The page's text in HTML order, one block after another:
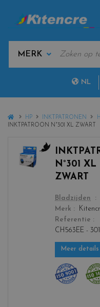
MANUFACTURERS
NL
HOME
HP INKTPATRONEN
INKTPATROON N°301 XL ZWART
N°301 XL
ZWART
color
Bladzijden
Merk
Referentie
CH563EE -
Meer details